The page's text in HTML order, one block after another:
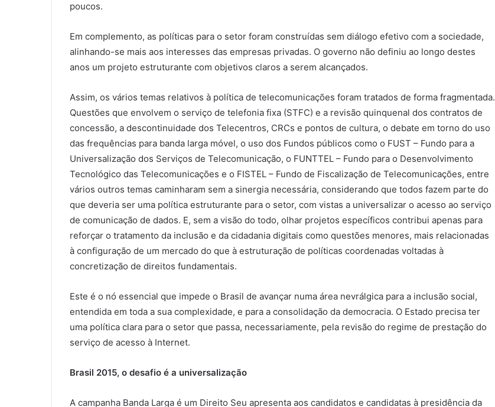
poucos.
Em complemento, as políticas para o setor foram construídas sem diálogo efetivo com a sociedade,
alinhando-se mais aos interesses das empresas privadas. O governo não definiu ao longo destes
anos um projeto estruturante com objetivos claros a serem alcançados.
Assim, os vários temas relativos à política de telecomunicações foram tratados de forma fragmentada.
Questões que envolvem o serviço de telefonia fixa (STFC) e a revisão quinquenal dos contratos de
concessão, a descontinuidade dos Telecentros, CRCs e pontos de cultura, o debate em torno do uso
das frequências para banda larga móvel, o uso dos Fundos públicos como o FUST – Fundo para a
Universalização dos Serviços de Telecomunicação, o FUNTTEL – Fundo para o Desenvolvimento
Tecnológico das Telecomunicações e o FISTEL – Fundo de Fiscalização de Telecomunicações, entre
vários outros temas caminharam sem a sinergia necessária, considerando que todos fazem parte do
que deveria ser uma política estruturante para o setor, com vistas a universalizar o acesso ao serviço
de comunicação de dados. E, sem a visão do todo, olhar projetos específicos contribui apenas para
reforçar o tratamento da inclusão e da cidadania digitais como questões menores, mais relacionadas
à configuração de um mercado do que à estruturação de políticas coordenadas voltadas à
concretização de direitos fundamentais.
Este é o nó essencial que impede o Brasil de avançar numa área nevrálgica para a inclusão social,
entendida em toda a sua complexidade, e para a consolidação da democracia. O Estado precisa ter
uma política clara para o setor que passa, necessariamente, pela revisão do regime de prestação do
serviço de acesso à Internet.
Brasil 2015, o desafio é a universalização
A campanha Banda Larga é um Direito Seu apresenta aos candidatos e candidatas à presidência da